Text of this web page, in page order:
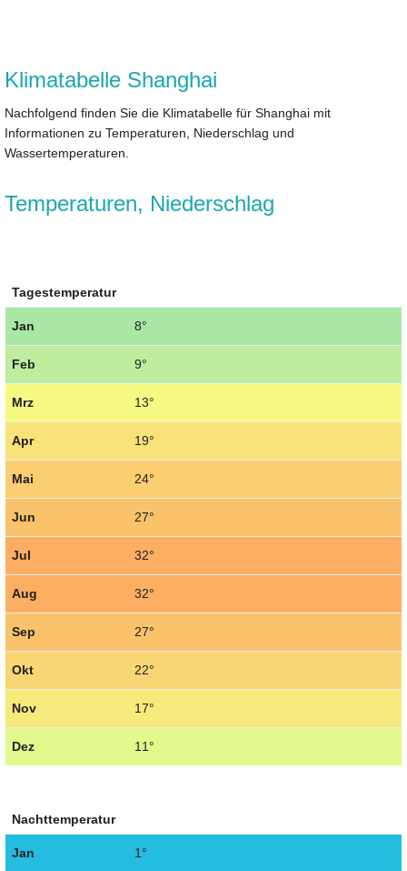
Klimatabelle Shanghai
Nachfolgend finden Sie die Klimatabelle für Shanghai mit
Informationen zu Temperaturen, Niederschlag und
Wassertemperaturen.
Temperaturen, Niederschlag
Tagestemperatur
Jan 8°
Feb 9°
Mrz 13°
Apr 19°
Mai 24°
Jun 27°
Jul 32°
Aug 32°
Sep 27°
Okt 22°
Nov 17°
Dez 11°
Nachttemperatur
Jan 1°